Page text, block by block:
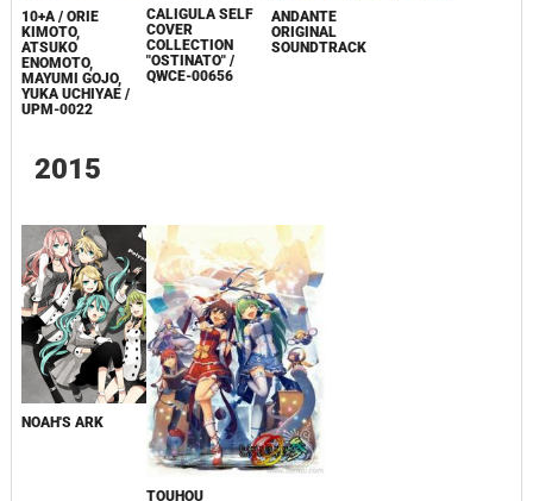
10+Α / ORIE
KIMOTO,
ATSUKO
ENOMOTO,
MAYUMI GOJO,
YUKA UCHIYAE /
UPM-0022
CALIGULA SELF
COVER
COLLECTION
"OSTINATO" /
QWCE-00656
ANDANTE
ORIGINAL
SOUNDTRACK
2015
NOAH'S ARK
TOUHOU